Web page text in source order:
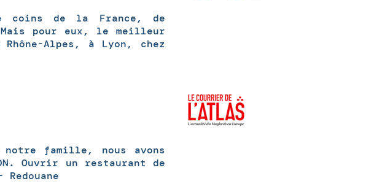
coins de la France, de
Mais pour eux, le meilleur
Alpes, à Lyon, chez
famille, nous avons
Ouvrir un restaurant de